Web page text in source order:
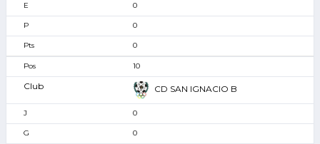
0
0
0
10
CD SAN IGNACIO B
0
0